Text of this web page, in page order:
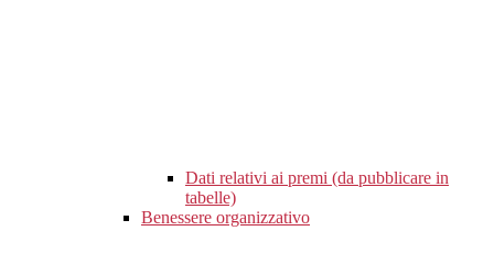
Dati relativi ai premi (da pubblicare in
tabelle)
Benessere organizzativo